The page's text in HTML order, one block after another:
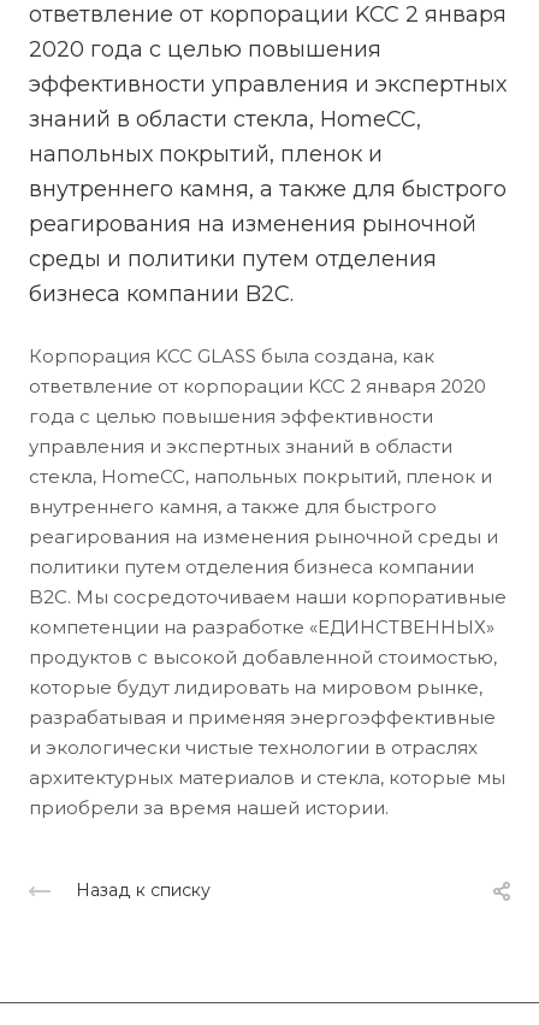
ответвление от корпорации KCC 2 января
2020 года с целью повышения
эффективности управления и экспертных
знаний в области стекла, HomeCC,
напольных покрытий, пленок и
внутреннего камня, а также для быстрого
реагирования на изменения рыночной
среды и политики путем отделения
бизнеса компании B2C.
Корпорация KCC GLASS была создана, как
ответвление от корпорации KCC 2 января 2020
года с целью повышения эффективности
управления и экспертных знаний в области
стекла, HomeCC, напольных покрытий, пленок и
внутреннего камня, а также для быстрого
реагирования на изменения рыночной среды и
политики путем отделения бизнеса компании
B2C. Мы сосредоточиваем наши корпоративные
компетенции на разработке «ЕДИНСТВЕННЫХ»
продуктов с высокой добавленной стоимостью,
которые будут лидировать на мировом рынке,
разрабатывая и применяя энергоэффективные
и экологически чистые технологии в отраслях
архитектурных материалов и стекла, которые мы
приобрели за время нашей истории.
Назад к списку